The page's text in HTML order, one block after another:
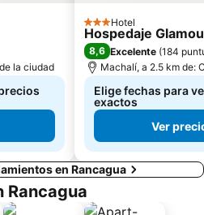
la ciudad
3 Estrellas
Hotel
Hospedaje
8,6 Excelente (184
Machalí, a 2.5 km de:
Elige fechas para
exactos
Ver
en Rancagua
Rancagua